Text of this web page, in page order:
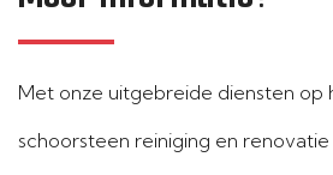
Met onze uitgebreide diensten op
schoorsteen reiniging en